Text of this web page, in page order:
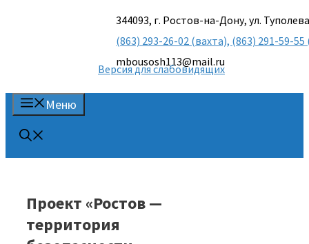
344093, г. Ростов-на-Дону, ул.
(863) 293-26-02 (вахта), (863) 291-59-
mbousosh113@mail.ru
Версия для слабовидящих
Меню
Проект «Ростов —
территория